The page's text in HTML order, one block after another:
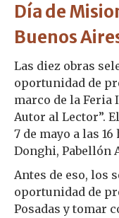
Día de
Buenos
Las diez obras
oportunidad de
marco de la
Autor al Lector”.
7 de mayo a las
Donghi, Pabellón
Antes de eso, los
oportunidad de
Posadas y tomar